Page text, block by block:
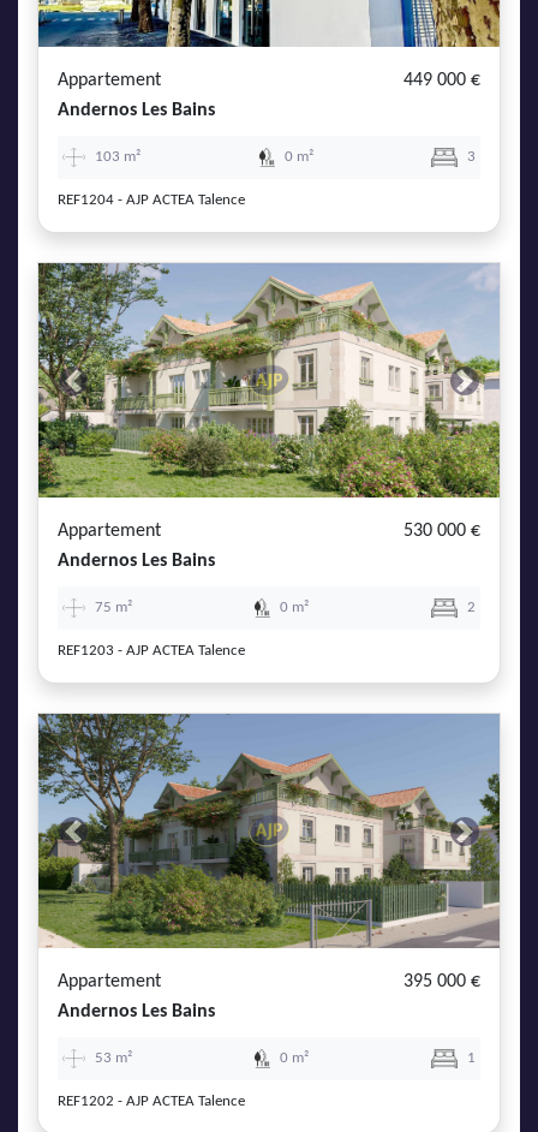
Appartement
449 000 €
Andernos Les Bains
103 m² 0 m² 3
REF1204 - AJP ACTEA Talence
Previous Next
Appartement
530 000 €
Andernos Les Bains
75 m² 0 m² 2
REF1203 - AJP ACTEA Talence
Previous Next
Appartement
395 000 €
Andernos Les Bains
53 m² 0 m² 1
REF1202 - AJP ACTEA Talence